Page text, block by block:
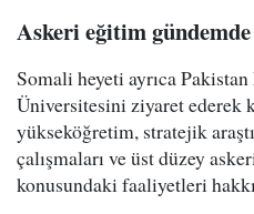
Askeri eğitim gündemde
Somali heyeti ayrıca
Üniversitesini ziyaret ederek
yükseköğretim, stratejik
çalışmaları ve üst düzey
konusundaki faaliyetleri